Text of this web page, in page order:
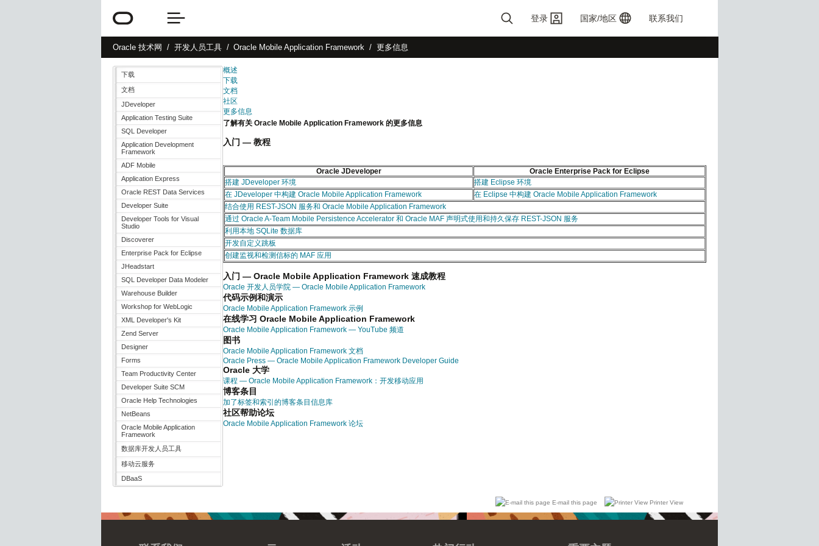
Type 2 or more
characters for results.
登录 国家/地区 联系我们
Oracle 技术网 开发人员工具 Oracle Mobile Application Framework 更多信息
下载
文档
JDeveloper
Application Testing Suite
SQL Developer
Application Development
Framework
ADF Mobile
Application Express
Oracle REST Data Services
Developer Suite
Developer Tools for Visual
Studio
Discoverer
Enterprise Pack for Eclipse
JHeadstart
SQL Developer Data Modeler
Warehouse Builder
Workshop for WebLogic
XML Developer's Kit
Zend Server
Designer
Forms
Team Productivity Center
Developer Suite SCM
Oracle Help Technologies
NetBeans
Oracle Mobile Application
Framework
数据库开发人员工具
移动云服务
DBaaS
概述
下载
文档
社区
更多信息
了解有关 Oracle Mobile Application Framework 的更多信息
入门 — 教程
Oracle JDeveloper
Oracle Enterprise Pack for Eclipse
搭建 JDeveloper 环境
搭建 Eclipse 环境
在 JDeveloper 中构建 Oracle Mobile Application Framework
在 Eclipse 中构建 Oracle Mobile Application Framework
结合使用 REST-JSON 服务和 Oracle Mobile Application Framework
通过 Oracle A-Team Mobile Persistence Accelerator 和 Oracle MAF 声明式使用和持久保存 REST-JSON 服务
利用本地 SQLite 数据库
开发自定义跳板
创建监视和检测信标的 MAF 应用
入门 — Oracle Mobile Application Framework 速成教程
Oracle 开发人员学院 — Oracle Mobile Application Framework
代码示例和演示
Oracle Mobile Application Framework 示例
在线学习 Oracle Mobile Application Framework
Oracle Mobile Application Framework — YouTube 频道
图书
Oracle Mobile Application Framework 文档
Oracle Press — Oracle Mobile Application Framework Developer Guide
Oracle 大学
课程 — Oracle Mobile Application Framework：开发移动应用
博客条目
加了标签和索引的博客条目信息库
社区帮助论坛
Oracle Mobile Application Framework 论坛
E-mail this page Printer View